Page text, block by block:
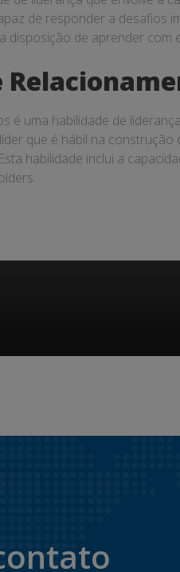
de responder a
disposição de aprender
é uma habilidade de
que é hábil na
habilidade inclui a